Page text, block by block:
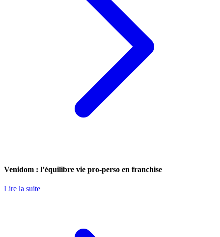
Venidom : l’équilibre vie pro-perso en franchise
Lire la suite